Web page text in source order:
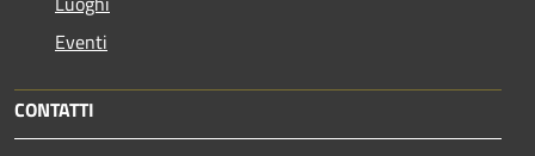
Eventi
CONTATTI